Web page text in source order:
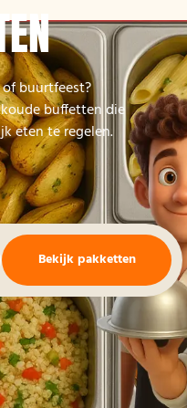
buurtfeest?
buffetten die
eten te regelen.
Bekijk pakketten